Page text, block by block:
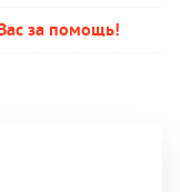
за помощь!